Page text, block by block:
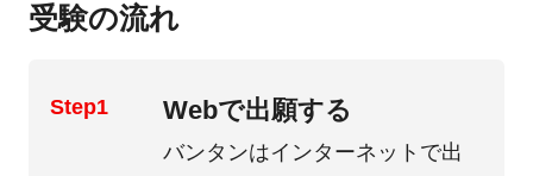
受験の流れ
Step1 Webで出願する
バンタンはインターネットで出